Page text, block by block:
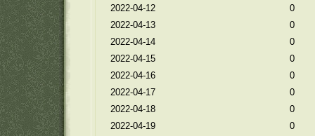
2022-04-12
0
2022-04-13
0
2022-04-14
0
2022-04-15
0
2022-04-16
0
2022-04-17
0
2022-04-18
0
2022-04-19
0